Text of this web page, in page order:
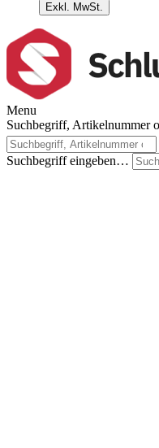
Exkl. MwSt.
Menu
Suchbegriff, Artikelnummer
Suchbegriff eingeben…